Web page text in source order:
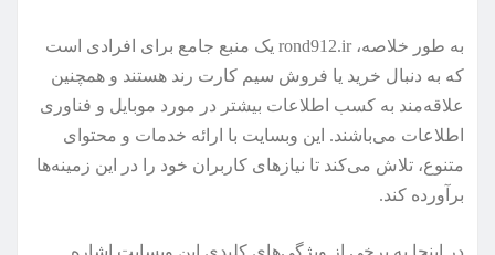
به طور خلاصه، rond912.ir یک منبع جامع برای افرادی است
که به دنبال خرید یا فروش سیم کارت رند هستند و همچنین
علاقه‌مند به کسب اطلاعات بیشتر در مورد موبایل و فناوری
اطلاعات می‌باشند. این وبسایت با ارائه خدمات و محتوای
متنوع، تلاش می‌کند تا نیازهای کاربران خود را در این زمینه‌ها
برآورده کند.
در اینجا به برخی از ویژگی‌های کلیدی این وبسایت اشاره